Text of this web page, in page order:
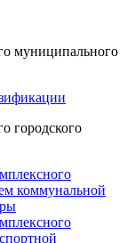
муниципального
городского
коммунальной